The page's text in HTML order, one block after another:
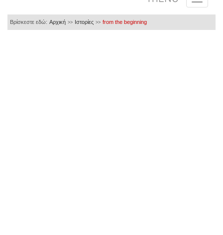
Βρίσκεστε εδώ: Αρχική >> Ιστορίες >> from the beginning